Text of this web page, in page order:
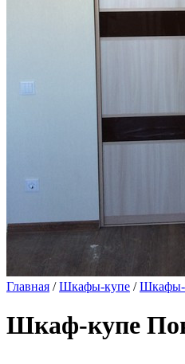
Главная /Шкафы-купе /Шкафы-
Шкаф-купе